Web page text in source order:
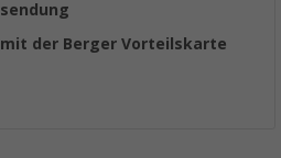
mit der Berger Vorteilskarte